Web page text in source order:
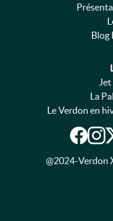
Blog
La
Le Verdon en
@2024-Verdon